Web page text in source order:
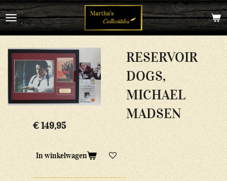
Ga
direct
naar
hoofdinhoud
RESERVOIR
DOGS,
MICHAEL
MADSEN
€ 149,95
In winkelwagen